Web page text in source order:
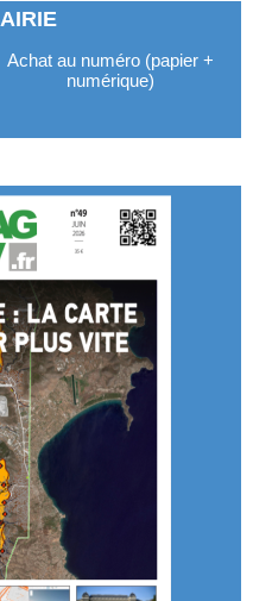
Achat au numéro (papier +
numérique)